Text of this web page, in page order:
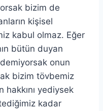
bizim de
kişisel
kabul olmaz. Eğer
bütün duyan
onun
bizim tövbemiz
hakkını yediysek
kadar